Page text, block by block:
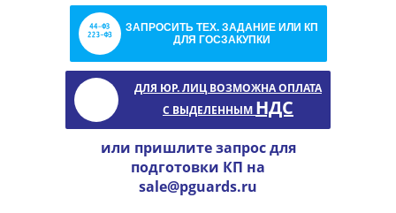
ЗАПРОСИТЬ ТЕХ. ЗАДАНИЕ ИЛИ КП
ДЛЯ ГОСЗАКУПКИ
ДЛЯ ЮР. ЛИЦ ВОЗМОЖНА ОПЛАТА
С ВЫДЕЛЕННЫМ НДС
или пришлите запрос для
подготовки КП на
sale@pguards.ru